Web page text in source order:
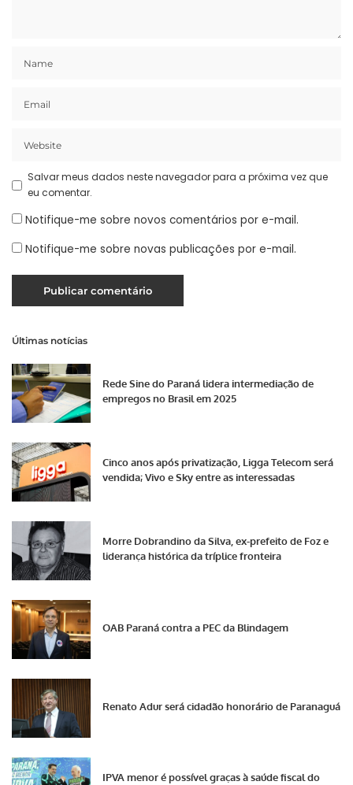
Salvar meus dados neste navegador para a próxima vez que
eu comentar.
Notifique-me sobre novos comentários por e-mail.
Notifique-me sobre novas publicações por e-mail.
Últimas notícias
Rede Sine do Paraná lidera intermediação de
empregos no Brasil em 2025
Cinco anos após privatização, Ligga Telecom será
vendida; Vivo e Sky entre as interessadas
Morre Dobrandino da Silva, ex-prefeito de Foz e
liderança histórica da tríplice fronteira
OAB Paraná contra a PEC da Blindagem
Renato Adur será cidadão honorário de Paranaguá
IPVA menor é possível graças à saúde fiscal do